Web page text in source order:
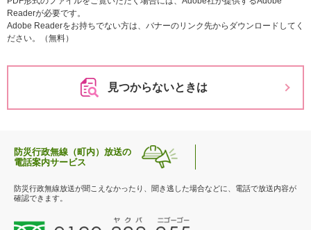
Readerが必要です。
Adobe Readerをお持ちでない方は、バナーのリンク先からダウンロードしてく
ださい。（無料）
見つからないときは
防災行政無線（町内）放送の
電話案内サービス
防災行政無線放送が聞こえなかったり、聞き逃した場合などに、電話で放送内容が
確認できます。
0